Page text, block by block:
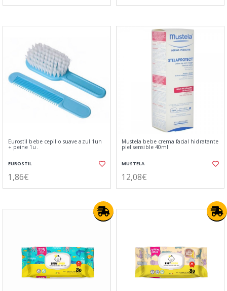
Eurostil bebe cepillo suave azul 1un
+ peine 1u.
EUROSTIL
1,86€
Mustela bebe crema facial hidratante
piel sensible 40ml
MUSTELA
12,08€